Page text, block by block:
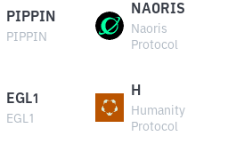
PIPPIN
PIPPIN
NAORIS
Naoris
Protocol
EGL1
EGL1
H
Humanity
Protocol